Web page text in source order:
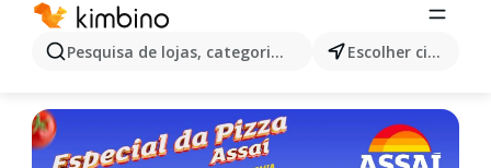
Pesquisa de lojas, categorias,produtos... Escolher cidade